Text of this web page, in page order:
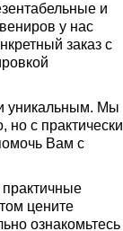
и
у нас
заказ с
уникальным. Мы
но с практически
Вам с
цените
ознакомьтесь